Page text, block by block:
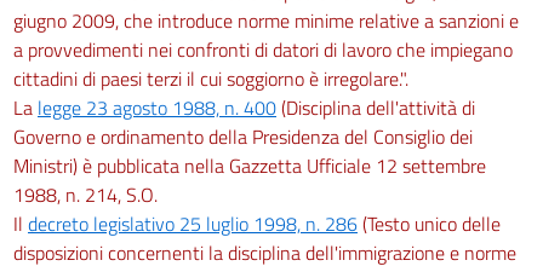
giugno 2009, che introduce norme minime relative a sanzioni e
a provvedimenti nei confronti di datori di lavoro che impiegano
cittadini di paesi terzi il cui soggiorno è irregolare.".
La legge 23 agosto 1988, n. 400(Disciplina dell'attività di
Governo e ordinamento della Presidenza del Consiglio dei
Ministri) è pubblicata nella Gazzetta Ufficiale 12 settembre
1988, n. 214, S.O.
Il decreto legislativo 25 luglio 1998, n. 286(Testo unico delle
disposizioni concernenti la disciplina dell'immigrazione e norme